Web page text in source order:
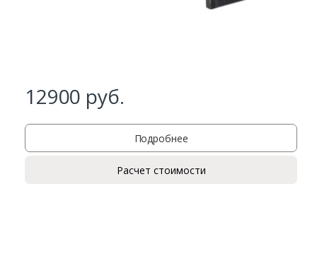
12900 руб.
Подробнее
Расчет стоимости